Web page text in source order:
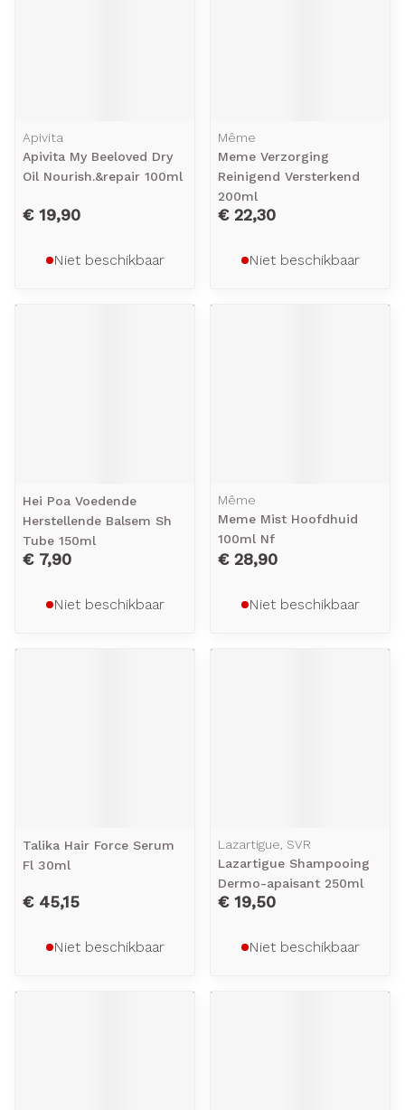
Apivita
Apivita My Beeloved Dry
Oil Nourish.&repair 100ml
€ 19,90
Niet beschikbaar
Même
Meme Verzorging
Reinigend Versterkend
200ml
€ 22,30
Niet beschikbaar
Hei Poa Voedende
Herstellende Balsem Sh
Tube 150ml
€ 7,90
Niet beschikbaar
Même
Meme Mist Hoofdhuid
100ml Nf
€ 28,90
Niet beschikbaar
Talika Hair Force Serum
Fl 30ml
€ 45,15
Niet beschikbaar
Lazartigue, SVR
Lazartigue Shampooing
Dermo-apaisant 250ml
€ 19,50
Niet beschikbaar